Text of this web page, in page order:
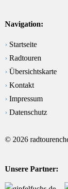
Navigation:
› Startseite
› Radtouren
› Übersichtskarte
› Kontakt
› Impressum
› Datenschutz
© 2026
Unsere Partner: